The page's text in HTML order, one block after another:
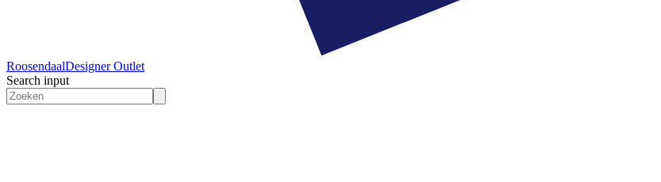
RoosendaalDesigner Outlet
Search input